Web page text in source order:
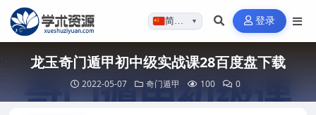
简体…▼ 登录
龙玉奇门遁甲初中级实战课28百度盘下载
2022-05-07 奇门遁甲 100 0